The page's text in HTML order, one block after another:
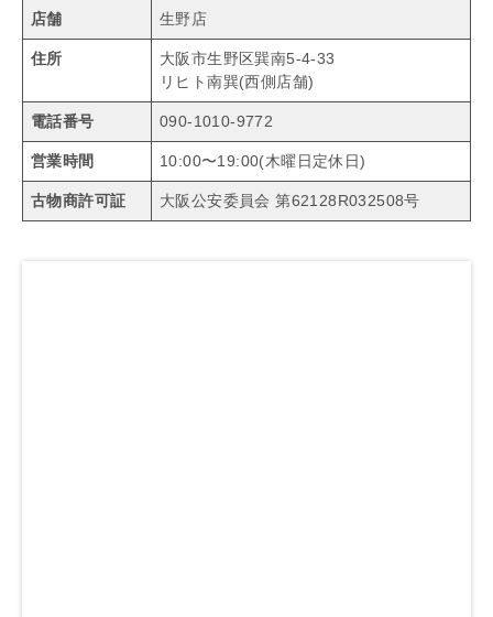
店舗 生野店
住所
大阪市生野区巽南5-4-33
リヒト南巽(西側店舗)
電話番号 090-1010-9772
営業時間 10:00〜19:00(木曜日定休日)
古物商許可証 大阪公安委員会 第62128R032508号